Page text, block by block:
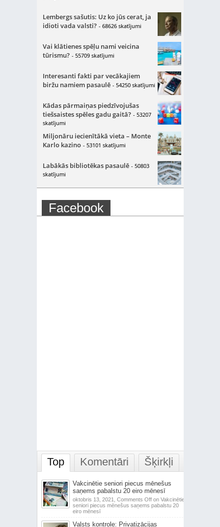
Lembergs sašutis: Uz ko jūs cerat, ja
idioti vada valsti? - 68626 skatījumi
Vai klātienes spēļu nami veicina
tūrismu? - 55709 skatījumi
Interesanti fakti par vecākajiem
biržu namiem pasaulē - 54250 skatījumi
Kādas pārmaiņas piedzīvojušas
tiešsaistes spēles gadu gaitā? - 53207
skatījumi
Miljonāru iecienītākā vieta – Monte
Karlo kazino - 53101 skatījumi
Labākās bibliotēkas pasaulē - 50803
skatījumi
Facebook
Top Komentāri Šķirkļi
Vakcinētie seniori piecus mēnešus
saņems pabalstu 20 eiro mēnesī
oktobris 13, 2021, Comments Offon Vakcinētie
seniori piecus mēnešus saņems pabalstu 20
eiro mēnesī
Valsts kontrole: Privatizācijas